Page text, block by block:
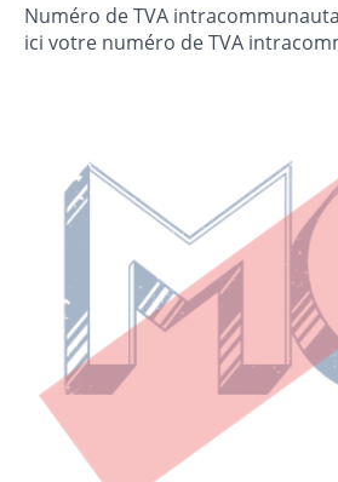
Numéro de TVA
ici votre numéro de TVA